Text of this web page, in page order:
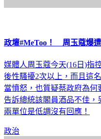
政壇#MeToo！ 周玉蔻爆
媒體人周玉蔻今天(16日)指
後性騷擾2次以上，而且這
當憤怒，也質疑蔡政府為何
告訴總統該閣員酒品不佳
兩單位是低調沒有回應！
政治